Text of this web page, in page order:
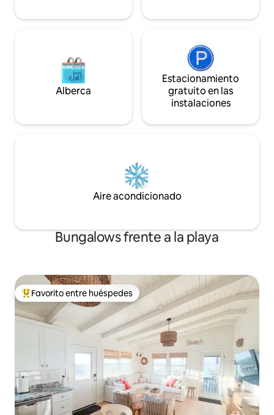
disfruta
Alberca
Estacionamiento
gratuito en las
instalaciones
Aire acondicionado
Bungalows frente a la playa
De los mejores en Favorito entre huéspedes
Favorito entre huéspedes